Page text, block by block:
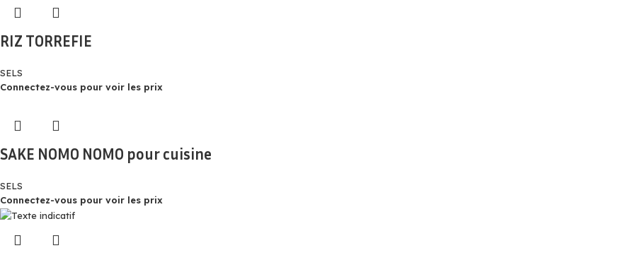
RIZ TORREFIE
SELS
Connectez-vous pour voir les prix
SAKE NOMO NOMO pour cuisine
SELS
Connectez-vous pour voir les prix